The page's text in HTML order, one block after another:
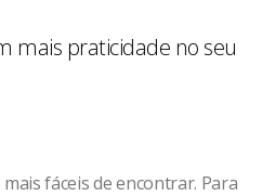
mais praticidade no seu
fáceis de encontrar. Para